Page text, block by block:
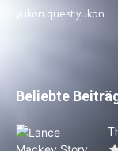
yukon quest yukon
Beliebte